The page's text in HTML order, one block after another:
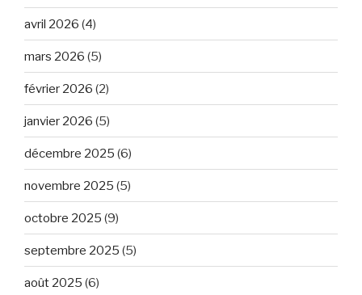
avril 2026 (4)
mars 2026 (5)
février 2026 (2)
janvier 2026 (5)
décembre 2025 (6)
novembre 2025 (5)
octobre 2025 (9)
septembre 2025 (5)
août 2025 (6)